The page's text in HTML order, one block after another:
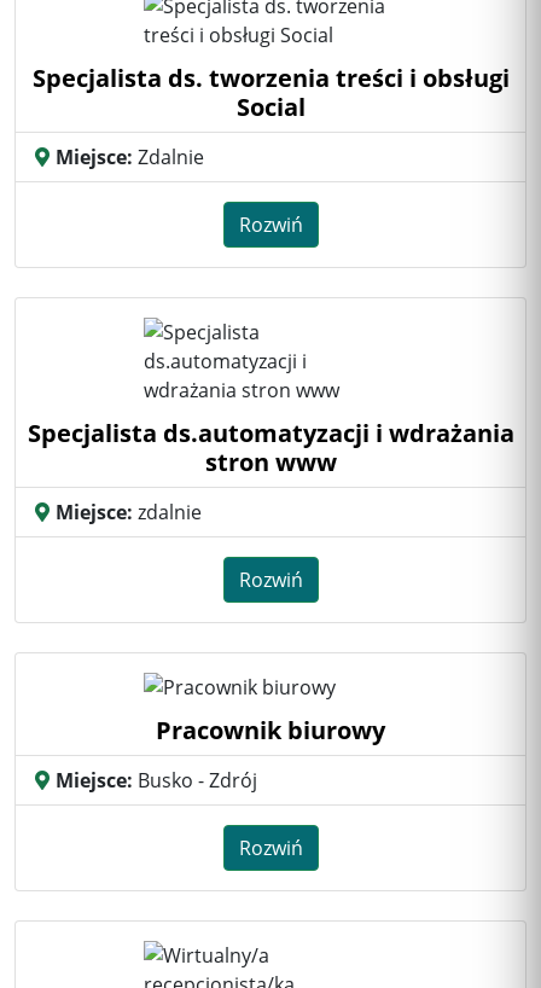
Specjalista ds. tworzenia treści i obsługi
Social
Miejsce: Zdalnie
Rozwiń
Specjalista ds.automatyzacji i wdrażania
stron www
Miejsce: zdalnie
Rozwiń
Pracownik biurowy
Miejsce: Busko - Zdrój
Rozwiń